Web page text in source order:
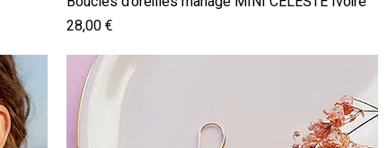
Prix
28,00 €